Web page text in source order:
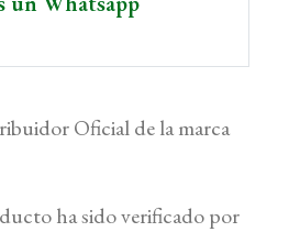
Oficial de la marca
ha sido verificado por